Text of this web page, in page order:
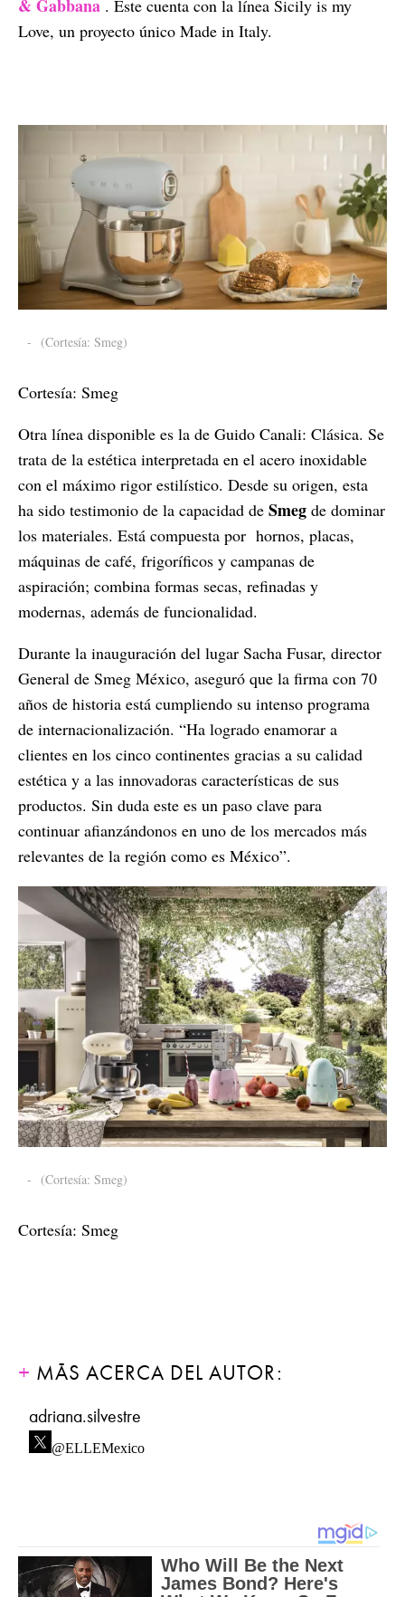
& Gabbana . Éste cuenta con la línea Sicily is my
Love, un proyecto único Made in Italy.
- (Cortesía: Smeg)
Cortesía: Smeg
Otra línea disponible es la de Guido Canali: Clásica. Se
trata de la estética interpretada en el acero inoxidable
con el máximo rigor estilístico. Desde su origen, esta
ha sido testimonio de la capacidad de Smeg de dominar
los materiales. Está compuesta por hornos, placas,
máquinas de café, frigoríficos y campanas de
aspiración; combina formas secas, refinadas y
modernas, además de funcionalidad.
Durante la inauguración del lugar Sacha Fusar, director
General de Smeg México, aseguró que la firma con 70
años de historia está cumpliendo su intenso programa
de internacionalización. “Ha logrado enamorar a
clientes en los cinco continentes gracias a su calidad
estética y a las innovadoras características de sus
productos. Sin duda este es un paso clave para
continuar afianzándonos en uno de los mercados más
relevantes de la región como es México”.
- (Cortesía: Smeg)
Cortesía: Smeg
MÁS ACERCA DEL AUTOR:
adriana.silvestre
@ELLEMexico